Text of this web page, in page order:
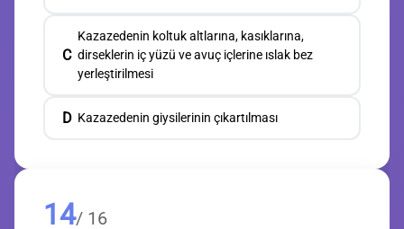
C
Kazazedenin koltuk altlarına, kasıklarına,
dirseklerin iç yüzü ve avuç içlerine ıslak bez
yerleştirilmesi
D Kazazedenin giysilerinin çıkartılması
14/ 16